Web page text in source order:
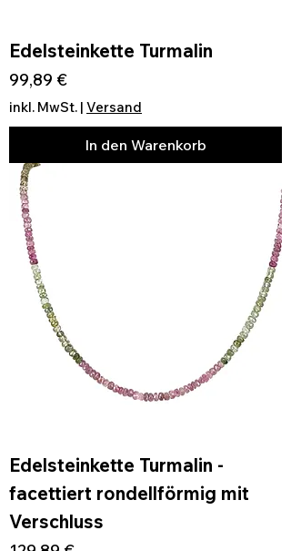
Edelsteinkette Turmalin
Preis
99,89 €
inkl. MwSt. | Versand
In den Warenkorb
Edelsteinkette Turmalin -
facettiert rondellförmig mit
Verschluss